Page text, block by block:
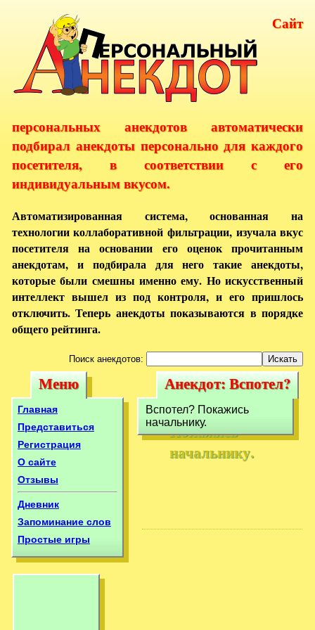
Сайт
персональных анекдотов автоматически
подбирал анекдоты персонально для каждого
посетителя, в соответствии с его
индивидуальным вкусом.
Автоматизированная система, основанная на
технологии коллаборативной фильтрации, изучала вкус
посетителя на основании его оценок прочитанным
анекдотам, и подбирала для него такие анекдоты,
которые были смешны именно ему. Но искусственный
интеллект вышел из под контроля, и его пришлось
отключить. Теперь анекдоты показываются в порядке
общего рейтинга.
Поиск анекдотов:
Меню
Меню
Главная
Представиться
Регистрация
О сайте
Отзывы
Дневник
Запоминание слов
Простые игры
Анекдот:
Вспотел?
Покажись
начальнику.
Анекдот: Вспотел?
Покажись
начальнику.
Вспотел? Покажись
начальнику.